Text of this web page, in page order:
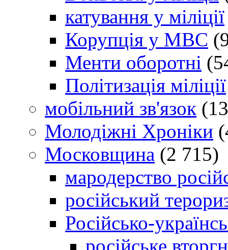
катування у міліції
Корупція у МВС
Менти оборотні
Політизація міліції
мобільний зв'язок
Молодіжні Хроніки
Московщина (2 715)
мародерство
російський
Російсько-
російське